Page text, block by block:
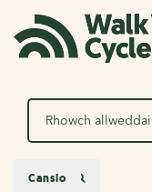
Chwilio
Canslo